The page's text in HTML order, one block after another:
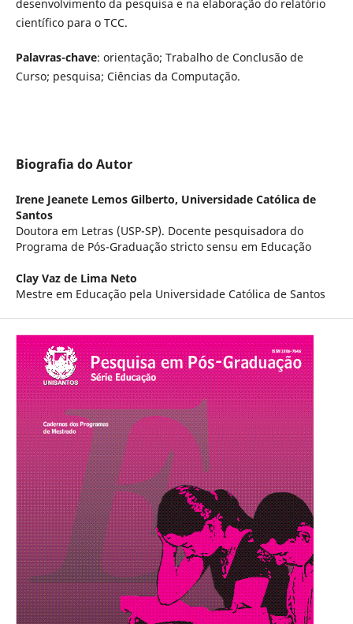
desenvolvimento da pesquisa e na elaboração do relatório
científico para o TCC.
Palavras-chave: orientação; Trabalho de Conclusão de
Curso; pesquisa; Ciências da Computação.
Biografia do Autor
Irene Jeanete Lemos Gilberto, Universidade Católica de
Santos
Doutora em Letras (USP-SP). Docente pesquisadora do
Programa de Pós-Graduação stricto sensu em Educação
Clay Vaz de Lima Neto
Mestre em Educação pela Universidade Católica de Santos